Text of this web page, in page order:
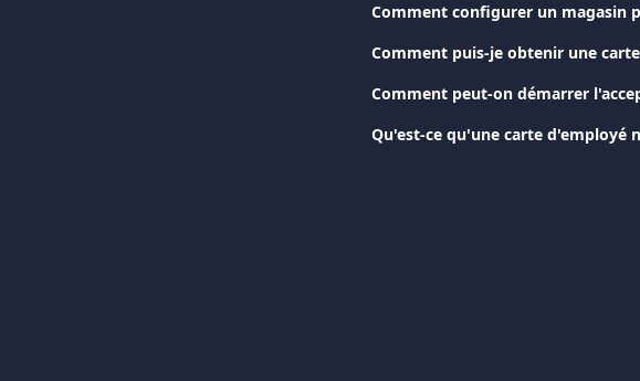
Comment configurer un magasin
Comment puis-je obtenir une
Comment peut-on démarrer
Qu'est-ce qu'une carte d'employé